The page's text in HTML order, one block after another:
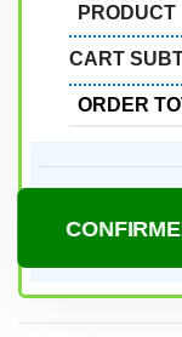
PRODUCT
CART
ORDER